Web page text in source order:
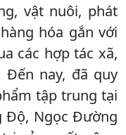
vật nuôi, phát
hóa gắn với
các hợp tác xã,
nay, đã quy
tập trung tại
Độ, Ngọc Đường